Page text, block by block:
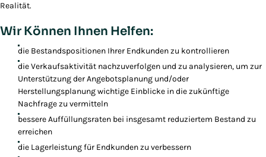
Realität.
Wir Können Ihnen Helfen:
die Bestandspositionen Ihrer Endkunden zu kontrollieren
die Verkaufsaktivität nachzuverfolgen und zu analysieren, um zur
Unterstützung der Angebotsplanung und/oder
Herstellungsplanung wichtige Einblicke in die zukünftige
Nachfrage zu vermitteln
bessere Auffüllungsraten bei insgesamt reduziertem Bestand zu
erreichen
die Lagerleistung für Endkunden zu verbessern